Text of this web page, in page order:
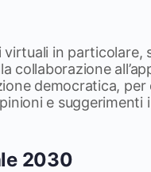
virtuali in particolare,
collaborazione
democratica,
e suggerimenti
2030